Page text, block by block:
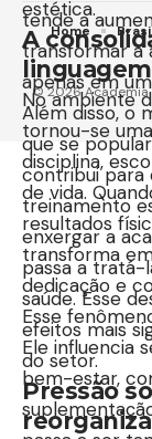
estética.
A
No ambiente
tornou-se
disciplina,
de vida.
resultados
transforma
dedicação e
Esse
Ele influencia
bem-estar,
tende a
transformar a
apenas em
Além disso, o
que se
contribui para
treinamento
enxergar a
passa a
saúde. Esse
efeitos mais
do setor.
Pressão
© 2026 Academia
Home